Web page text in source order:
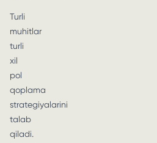
Turli
muhitlar
turli
xil
pol
qoplama
strategiyalarini
talab
qiladi.